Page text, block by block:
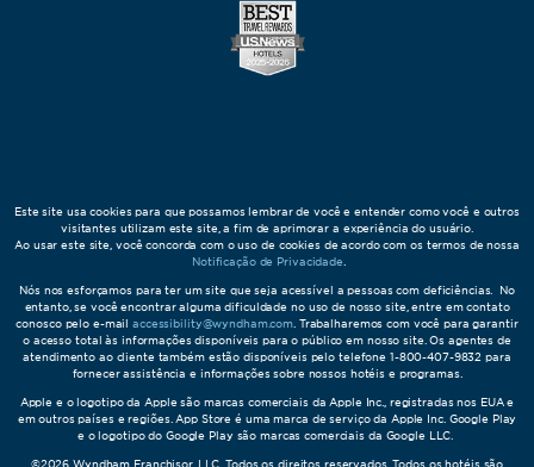
Este site usa cookies para que possamos lembrar de você e entender como você e outros
visitantes utilizam este site, a fim de aprimorar a experiência do usuário.
Ao usar este site, você concorda com o uso de cookies de acordo com os termos de nossa
Notificação de Privacidade
Nós nos esforçamos para ter um site que seja acessível a pessoas com deficiências. No
entanto, se você encontrar alguma dificuldade no uso de nosso site, entre em contato
conosco pelo e-mailaccessibility@wyndham.com . Trabalharemos com você para garantir
o acesso total às informações disponíveis para o público em nosso site. Os agentes de
atendimento ao cliente também estão disponíveis pelo telefone 1-800-407-9832 para
fornecer assistência e informações sobre nossos hotéis e programas.
Apple e o logotipo da Apple são marcas comerciais da Apple Inc., registradas nos EUA e
em outros países e regiões. App Store é uma marca de serviço da Apple Inc. Google Play
e o logotipo do Google Play são marcas comerciais da Google LLC.
©2026 Wyndham Franchisor, LLC. Todos os direitos reservados. Todos os hotéis são